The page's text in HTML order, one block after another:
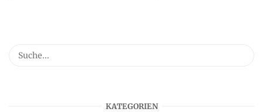
KATEGORIEN